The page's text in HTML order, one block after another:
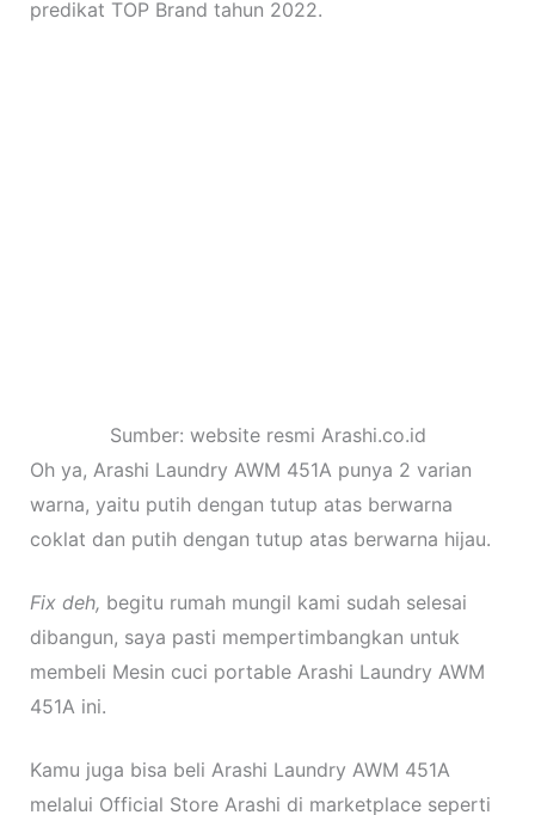
predikat TOP Brand tahun 2022.
Sumber: website resmi Arashi.co.id
Oh ya, Arashi Laundry AWM 451A punya 2 varian
warna, yaitu putih dengan tutup atas berwarna
coklat dan putih dengan tutup atas berwarna hijau.
Fix deh, begitu rumah mungil kami sudah selesai
dibangun, saya pasti mempertimbangkan untuk
membeli Mesin cuci portable Arashi Laundry AWM
451A ini.
Kamu juga bisa beli Arashi Laundry AWM 451A
melalui Official Store Arashi di marketplace seperti